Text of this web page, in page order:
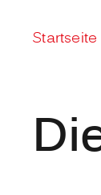
Startseite